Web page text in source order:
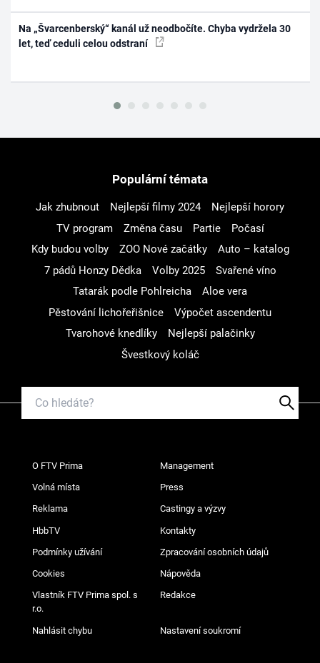
Na „Švarcenberský“ kanál už neodbočíte. Chyba vydržela 30
let, teď ceduli celou odstraní
Populární témata
Jak zhubnout Nejlepší filmy 2024
Nejlepší horory
TV program
Změna času Partie
Počasí
Kdy budou volby
ZOO Nové začátky
Auto – katalog
7 pádů Honzy Dědka
Volby 2025
Svařené víno
Tatarák podle Pohlreicha
Aloe vera
Pěstování lichořeřišnice
Výpočet ascendentu
Tvarohové knedlíky
Nejlepší palačinky
Švestkový koláč
O FTV Prima Management
Volná místa Press
Reklama Castingy a výzvy
HbbTV Kontakty
Podmínky užívání Zpracování osobních údajů
Cookies Nápověda
Vlastník FTV Prima spol. s
r.o.
Redakce
Nahlásit chybu Nastavení soukromí